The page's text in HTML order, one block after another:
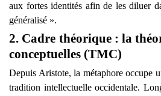
aux fortes identités afin de les diluer
généralisé ».
2. Cadre théorique : la
conceptuelles (TMC)
Depuis Aristote, la métaphore occupe
tradition intellectuelle occidentale.